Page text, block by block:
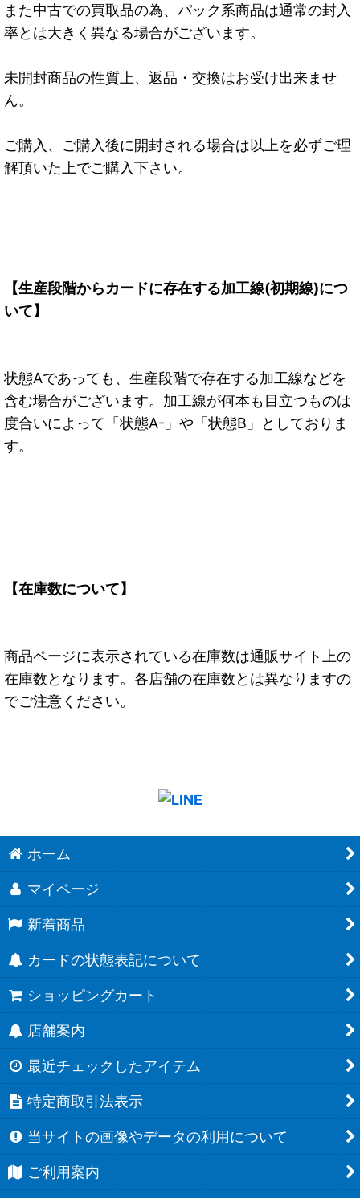
また中古での買取品の為、パック系商品は通常の封入
率とは大きく異なる場合がございます。
未開封商品の性質上、返品・交換はお受け出来ませ
ん。
ご購入、ご購入後に開封される場合は以上を必ずご理
解頂いた上でご購入下さい。
【生産段階からカードに存在する加工線(初期線)につ
いて】
状態Aであっても、生産段階で存在する加工線などを
含む場合がございます。加工線が何本も目立つものは
度合いによって「状態A-」や「状態B」としておりま
す。
【在庫数について】
商品ページに表示されている在庫数は通販サイト上の
在庫数となります。各店舗の在庫数とは異なりますの
でご注意ください。
ホーム
マイページ
新着商品
カードの状態表記について
ショッピングカート
店舗案内
最近チェックしたアイテム
特定商取引法表示
当サイトの画像やデータの利用について
ご利用案内